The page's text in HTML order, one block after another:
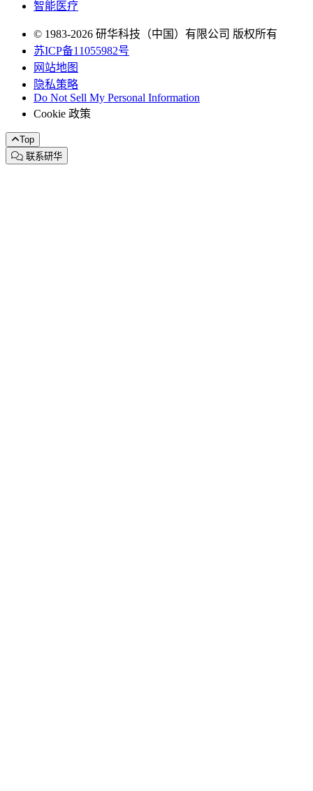
智能医疗
© 1983-2026 研华科技（中国）有限公司 版权所有
苏ICP备11055982号
网站地图
隐私策略
Do Not Sell My Personal Information
Cookie 政策
Top
联系研华